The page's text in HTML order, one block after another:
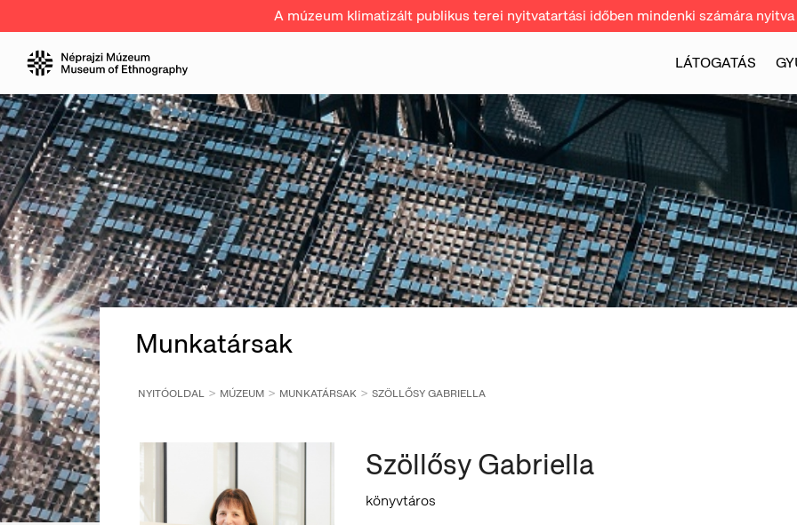
A múzeum klimatizált publikus terei nyitvatartási időben mindenki számára nyitva
LÁTOGATÁS
Munkatársak
NYITÓOLDAL MÚZEUM MUNKATÁRSAK SZÖLLŐSY GABRIELLA
Szöllősy Gabriella
könyvtáros